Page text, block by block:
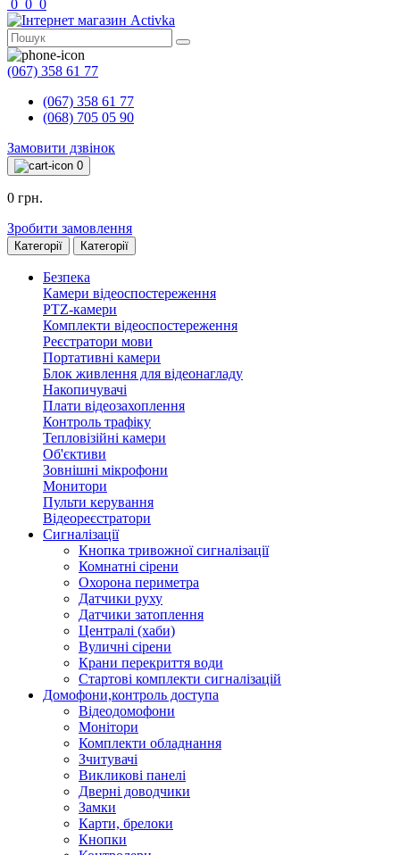
0 0 0
(067) 358 61 77
(067) 358 61 77
(068) 705 05 90
Замовити дзвінок
0
0 грн.
Зробити замовлення
Категорії Категорії
Безпека
Камери відеоспостереження
PTZ-камери
Комплекти відеоспостереження
Реєстратори мови
Портативні камери
Блок живлення для відеонагладу
Накопичувачі
Плати відеозахоплення
Контроль трафіку
Тепловізійні камери
Об'єктиви
Зовнішні мікрофони
Монитори
Пульти керування
Відеореєстратори
Сигналізації
Кнопка тривожної сигналізації
Комнатні сірени
Охорона периметра
Датчики руху
Датчики затоплення
Централі (хаби)
Вуличні сірени
Крани перекриття води
Стартові комплекти сигналізацій
Домофони,контроль доступа
Відеодомофони
Монітори
Комплекти обладнання
Зчитувачі
Викликові панелі
Дверні доводчики
Замки
Карти, брелоки
Кнопки